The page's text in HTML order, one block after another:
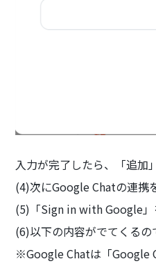
入力が完了したら、「追加
(4)次にGoogle Chatの連携
(5)「Sign in with Google」
(6)以下の内容がでてくる
※Google Chatは「Google